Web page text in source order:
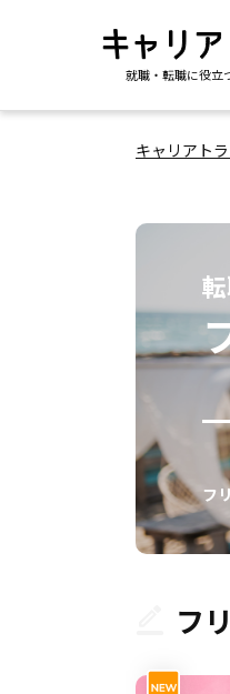
就職・転職に役立
キャリアト
フ
フ